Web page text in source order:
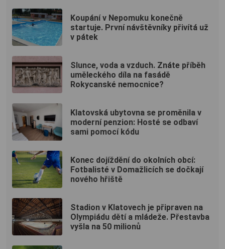
Koupání v Nepomuku konečně
startuje. První návštěvníky přivítá už
v pátek
Slunce, voda a vzduch. Znáte příběh
uměleckého díla na fasádě
Rokycanské nemocnice?
Klatovská ubytovna se proměnila v
moderní penzion: Hosté se odbaví
sami pomocí kódu
Konec dojíždění do okolních obcí:
Fotbalisté v Domažlicích se dočkají
nového hřiště
Stadion v Klatovech je připraven na
Olympiádu dětí a mládeže. Přestavba
vyšla na 50 milionů